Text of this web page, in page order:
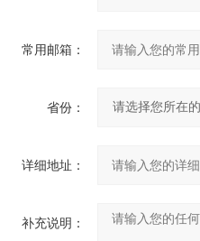
常用邮箱：
省份：
详细地址：
补充说明：